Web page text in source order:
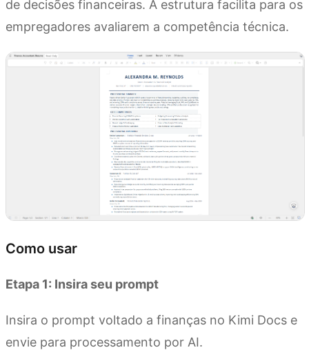
de decisões financeiras. A estrutura facilita para os
empregadores avaliarem a competência técnica.
Como usar
Etapa 1: Insira seu prompt
Insira o prompt voltado a finanças no Kimi Docs e
envie para processamento por AI.